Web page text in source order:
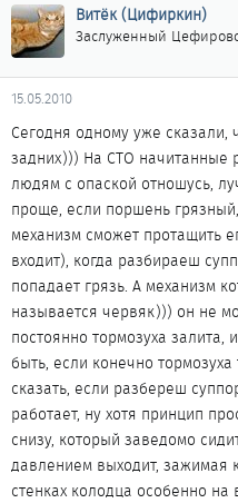
Витёк (Цифиркин)
Заслуженный
15.05.2010
Сегодня одному уже сказали,
задних))) На СТО начитанные
людям с опаской отношусь,
проще, если поршень
механизм сможет протащить
входит), когда разбираеш
попадает грязь. А механизм
называется червяк))) он не
постоянно тормозуха
быть, если конечно
сказать, если разбереш
работает, ну хотя принцип
снизу, который заведомо
давлением выходит, зажимая
стенках колодца особенно